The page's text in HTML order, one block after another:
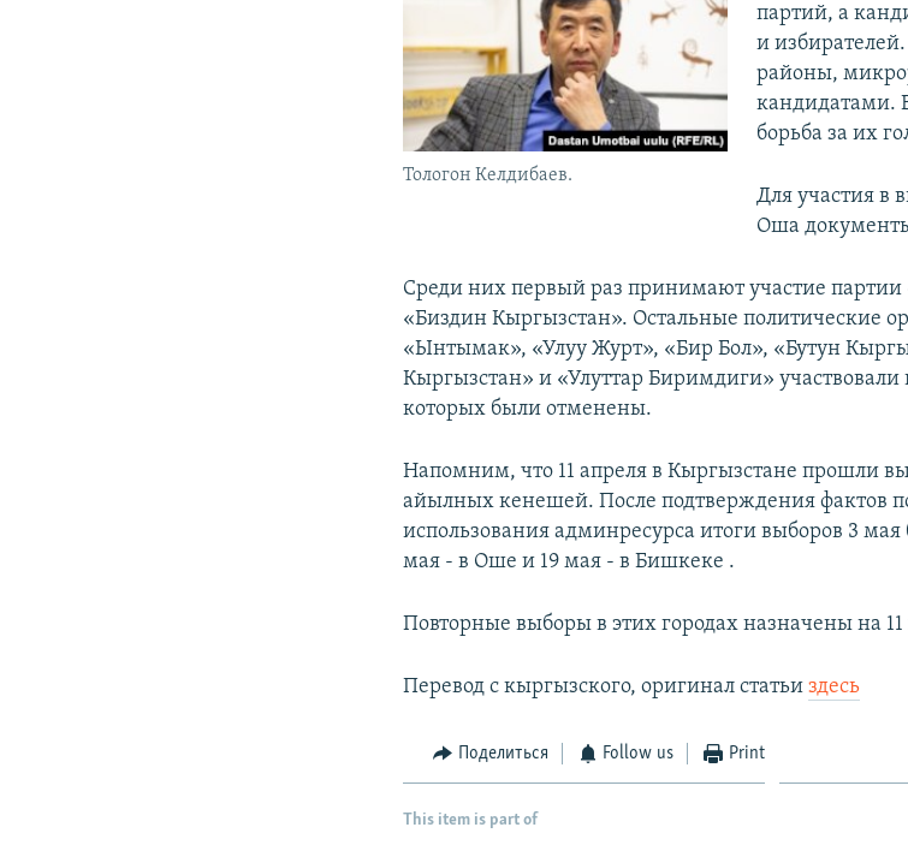
Тологон Келдибаев.
партий, а
и
районы,
кандидатами.
борьба за их
Для участия в
Оша
Среди них первый раз принимают участие
«Биздин Кыргызстан». Остальные политические
«Ынтымак», «Улуу Журт», «Бир Бол», «Бутун
Кыргызстан» и «Улуттар Биримдиги» участвовали
которых были отменены.
Напомним, что 11 апреля в Кыргызстане прошли
айылных кенешей. После подтверждения фактов
использования админресурса итоги выборов 3
мая - в Оше и 19 мая - в Бишкеке .
Повторные выборы в этих городах назначены на
Перевод с кыргызского, оригинал статьиздесь
Поделиться Follow us Print
This item is part of